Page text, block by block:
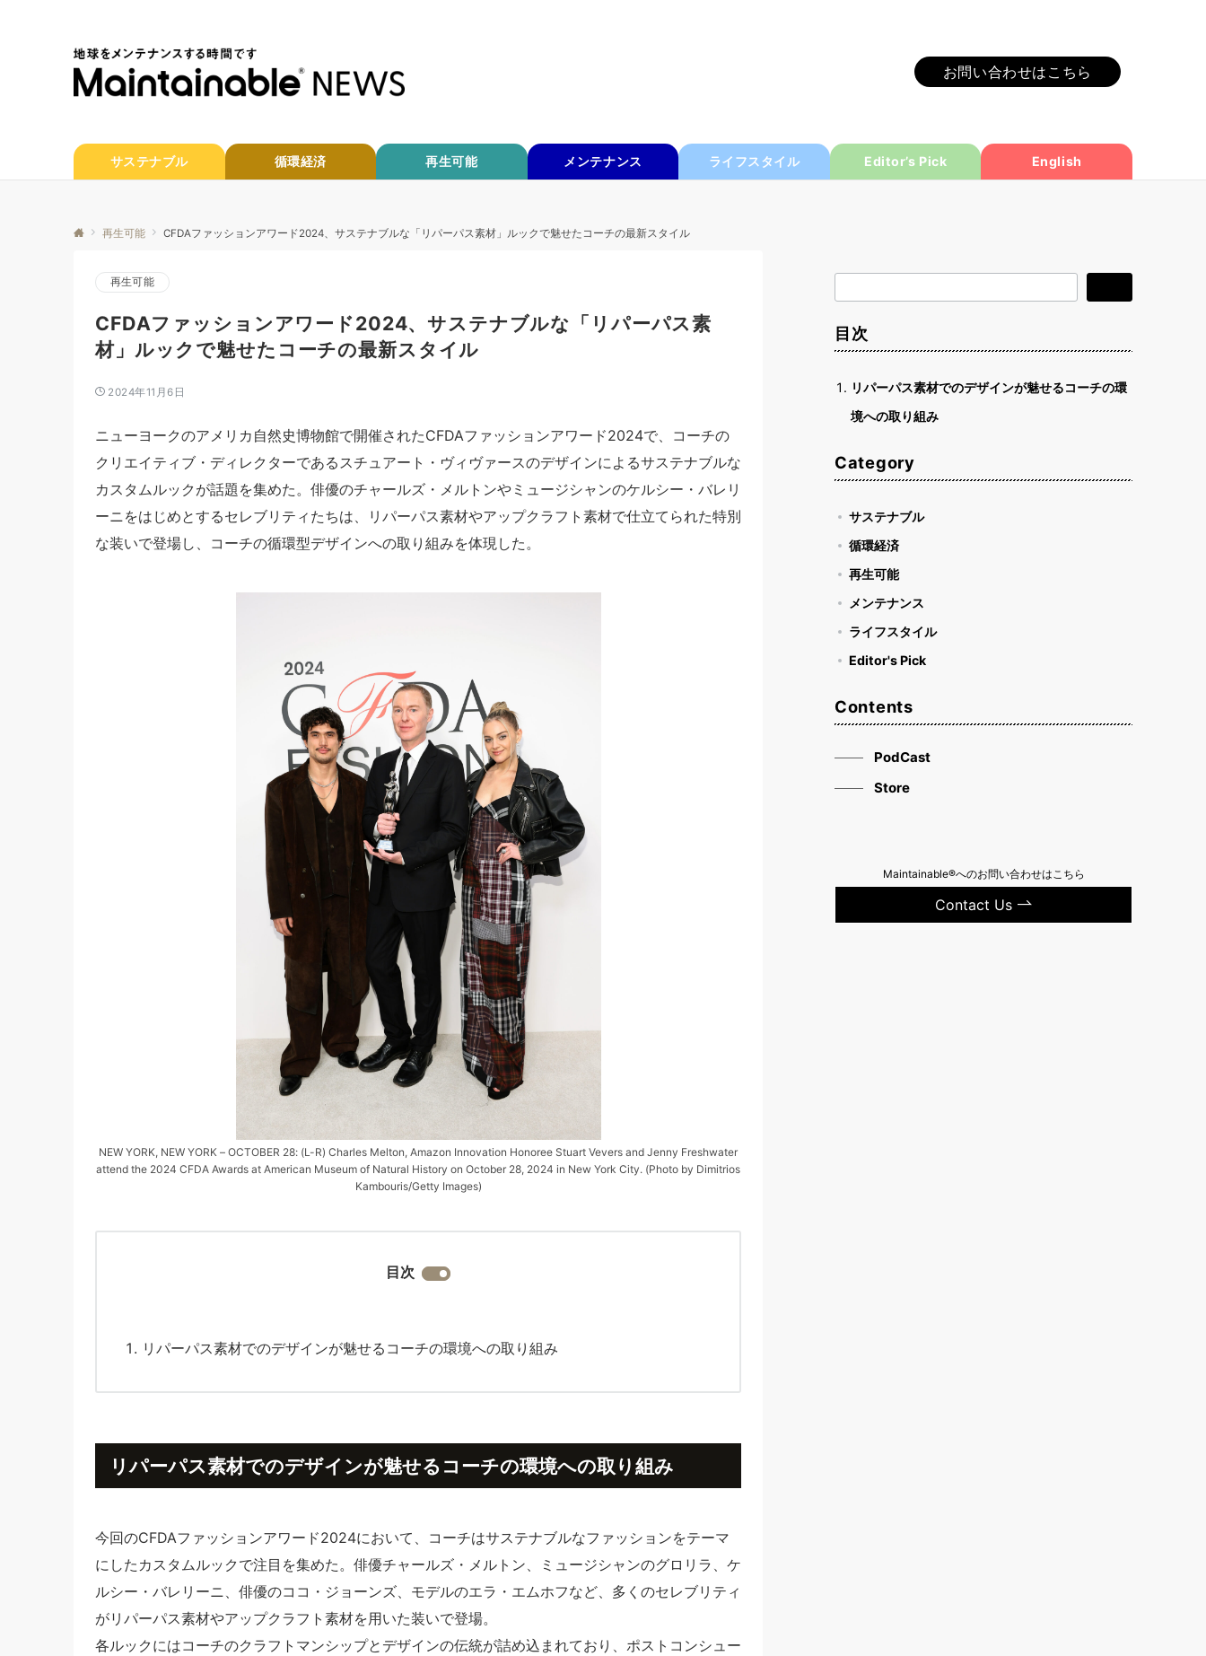
お問い合わせはこちら
サステナブル 循環経済 再生可能 メンテナンス ライフスタイル Editor’s Pick English
再生可能 CFDAファッションアワード2024、サステナブルな「リパーパス素材」ルックで魅せたコーチの最新スタイル
再生可能
CFDAファッションアワード2024、サステナブルな「リパーパス素
材」ルックで魅せたコーチの最新スタイル
2024年11月6日
ニューヨークのアメリカ自然史博物館で開催されたCFDAファッションアワード2024で、コーチの
クリエイティブ・ディレクターであるスチュアート・ヴィヴァースのデザインによるサステナブルな
カスタムルックが話題を集めた。俳優のチャールズ・メルトンやミュージシャンのケルシー・バレリ
ーニをはじめとするセレブリティたちは、リパーパス素材やアップクラフト素材で仕立てられた特別
な装いで登場し、コーチの循環型デザインへの取り組みを体現した。
NEW YORK, NEW YORK – OCTOBER 28: (L-R) Charles Melton, Amazon Innovation Honoree Stuart Vevers and Jenny Freshwater
attend the 2024 CFDA Awards at American Museum of Natural History on October 28, 2024 in New York City. (Photo by Dimitrios
Kambouris/Getty Images)
目次
リパーパス素材でのデザインが魅せるコーチの環境への取り組み
リパーパス素材でのデザインが魅せるコーチの環境への取り組み
今回のCFDAファッションアワード2024において、コーチはサステナブルなファッションをテーマ
にしたカスタムルックで注目を集めた。俳優チャールズ・メルトン、ミュージシャンのグロリラ、ケ
ルシー・バレリーニ、俳優のココ・ジョーンズ、モデルのエラ・エムホフなど、多くのセレブリティ
がリパーパス素材やアップクラフト素材を用いた装いで登場。
各ルックにはコーチのクラフトマンシップとデザインの伝統が詰め込まれており、ポストコンシュー
索
目次
リパーパス素材でのデザインが魅せるコーチの環
境への取り組み
Category
サステナブル
循環経済
再生可能
メンテナンス
ライフスタイル
Editor's Pick
Contents
PodCast
Store
Maintainable®へのお問い合わせはこちら
Contact Us